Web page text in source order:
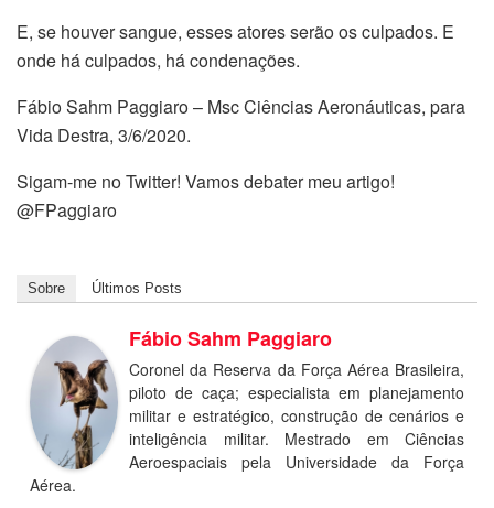
E, se houver sangue, esses atores serão os culpados. E
onde há culpados, há condenações.
Fábio Sahm Paggiaro – Msc Ciências Aeronáuticas, para
Vida Destra, 3/6/2020.
Sigam-me no Twitter! Vamos debater meu artigo!
@FPaggiaro
Sobre Últimos Posts
Fábio Sahm Paggiaro
Coronel da Reserva da Força Aérea Brasileira,
piloto de caça; especialista em planejamento
militar e estratégico, construção de cenários e
inteligência militar. Mestrado em Ciências
Aeroespaciais pela Universidade da Força
Aérea.